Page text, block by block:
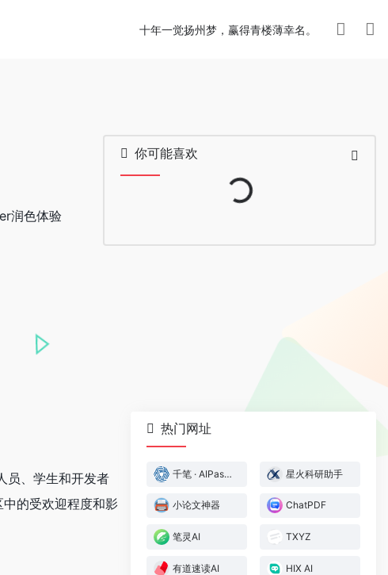
十年一觉扬州梦，赢得青楼薄幸名。
润色体验
你可能喜欢
Loading...
员、学生和开发者
的受欢迎程度和影
热门网址
千笔 · AIPassPaper 星火科研助手
小论文神器 ChatPDF
笔灵AI TXYZ
有道速读AI HIX AI